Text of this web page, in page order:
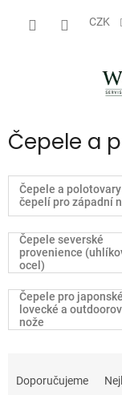
CZK
Čepele a
Čepele a polotovary
čepelí pro západní
Čepele severské
provenience
ocel)
Čepele pro japonské
lovecké a
nože
aDoporučujeme